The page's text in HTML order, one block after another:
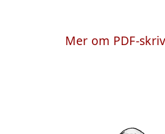
Mer om PDF-